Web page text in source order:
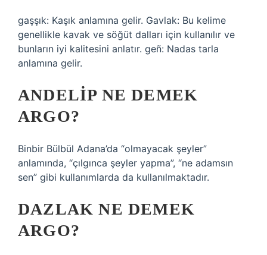
gaşşık: Kaşık anlamına gelir. Gavlak: Bu kelime
genellikle kavak ve söğüt dalları için kullanılır ve
bunların iyi kalitesini anlatır. geñ: Nadas tarla
anlamına gelir.
ANDELIP NE DEMEK
ARGO?
Binbir Bülbül Adana’da “olmayacak şeyler”
anlamında, “çılgınca şeyler yapma”, “ne adamsın
sen” gibi kullanımlarda da kullanılmaktadır.
DAZLAK NE DEMEK
ARGO?